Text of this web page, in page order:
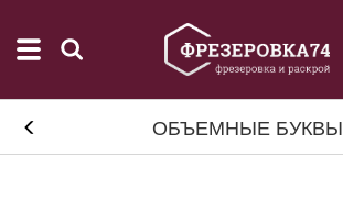
ОБЪЕМНЫЕ БУКВЫ